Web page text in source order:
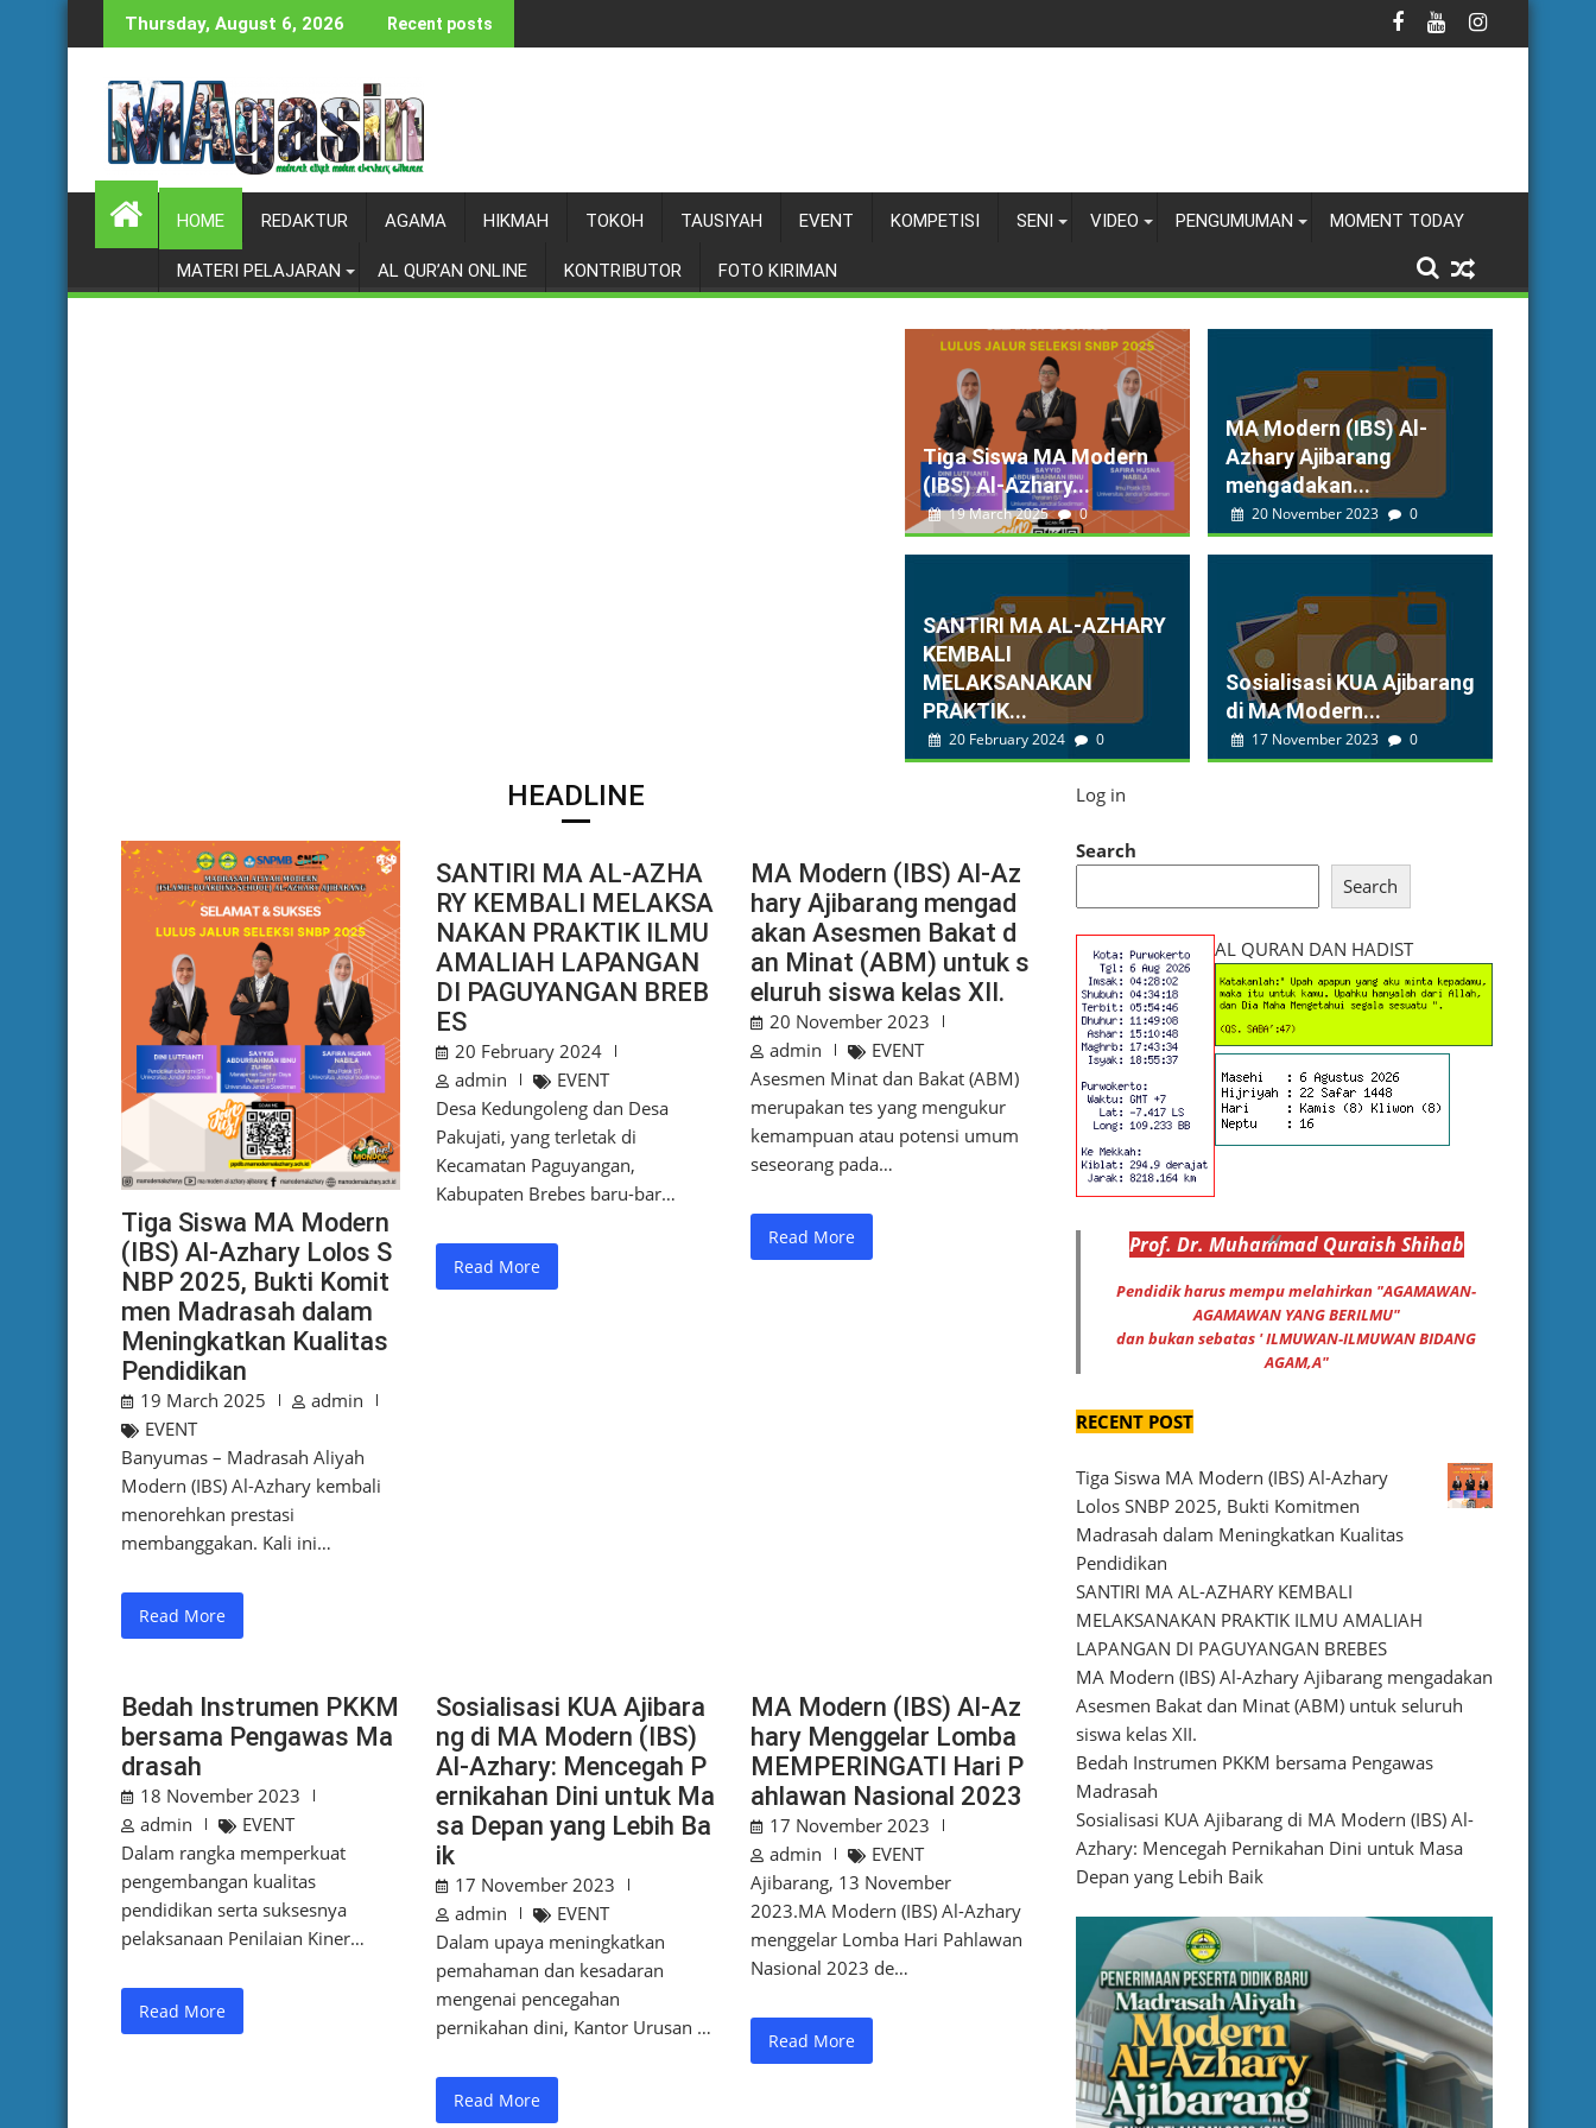
to
Thursday, August 6, 2026 Recent posts
HOME REDAKTUR AGAMA HIKMAH TOKOH TAUSIYAH EVENT KOMPETISI SENI VIDEO PENGUMUMAN MOMENT TODAY
MATERI PELAJARAN AL QUR’AN ONLINE KONTRIBUTOR FOTO KIRIMAN
Tiga Siswa MA Modern
(IBS) Al-Azhary...
19 March 2025 0
SANTIRI MA AL-AZHARY
KEMBALI
MELAKSANAKAN
PRAKTIK...
20 February 2024 0
MA Modern (IBS) Al-
Azhary Ajibarang
mengadakan...
20 November 2023 0
Sosialisasi KUA Ajibarang
di MA Modern...
17 November 2023 0
HEADLINE
Tiga Siswa MA Modern
(IBS) Al-Azhary Lolos S
NBP 2025, Bukti Komit
men Madrasah dalam
Meningkatkan Kualitas
Pendidikan
19 March 2025
admin
EVENT
Banyumas – Madrasah Aliyah
Modern (IBS) Al-Azhary kembali
menorehkan prestasi
membanggakan. Kali ini…
Read More
SANTIRI MA AL-AZHA
RY KEMBALI MELAKSA
NAKAN PRAKTIK ILMU
AMALIAH LAPANGAN
DI PAGUYANGAN BREB
ES
20 February 2024
admin
EVENT
Desa Kedungoleng dan Desa
Pakujati, yang terletak di
Kecamatan Paguyangan,
Kabupaten Brebes baru-bar…
Read More
MA Modern (IBS) Al-Az
hary Ajibarang mengad
akan Asesmen Bakat d
an Minat (ABM) untuk s
eluruh siswa kelas XII.
20 November 2023
admin
EVENT
Asesmen Minat dan Bakat (ABM)
merupakan tes yang mengukur
kemampuan atau potensi umum
seseorang pada…
Read More
Bedah Instrumen PKKM
bersama Pengawas Ma
drasah
18 November 2023
admin
EVENT
Dalam rangka memperkuat
pengembangan kualitas
pendidikan serta suksesnya
pelaksanaan Penilaian Kiner…
Read More
Sosialisasi KUA Ajibara
ng di MA Modern (IBS)
Al-Azhary: Mencegah P
ernikahan Dini untuk Ma
sa Depan yang Lebih Ba
ik
17 November 2023
admin
EVENT
Dalam upaya meningkatkan
pemahaman dan kesadaran
mengenai pencegahan
pernikahan dini, Kantor Urusan …
Read More
MA Modern (IBS) Al-Az
hary Menggelar Lomba
MEMPERINGATI Hari P
ahlawan Nasional 2023
17 November 2023
admin
EVENT
Ajibarang, 13 November
2023.MA Modern (IBS) Al-Azhary
menggelar Lomba Hari Pahlawan
Nasional 2023 de…
Read More
Log in
Search
Search
AL QURAN DAN HADIST
Prof. Dr. Muhammad Quraish Shihab
Pendidik harus mempu melahirkan "AGAMAWAN-
AGAMAWAN YANG BERILMU"
dan bukan sebatas ' ILMUWAN-ILMUWAN BIDANG
AGAM,A"
RECENT POST
Tiga Siswa MA Modern (IBS) Al-Azhary
Lolos SNBP 2025, Bukti Komitmen
Madrasah dalam Meningkatkan Kualitas
Pendidikan
SANTIRI MA AL-AZHARY KEMBALI
MELAKSANAKAN PRAKTIK ILMU AMALIAH
LAPANGAN DI PAGUYANGAN BREBES
MA Modern (IBS) Al-Azhary Ajibarang mengadakan
Asesmen Bakat dan Minat (ABM) untuk seluruh
siswa kelas XII.
Bedah Instrumen PKKM bersama Pengawas
Madrasah
Sosialisasi KUA Ajibarang di MA Modern (IBS) Al-
Azhary: Mencegah Pernikahan Dini untuk Masa
Depan yang Lebih Baik